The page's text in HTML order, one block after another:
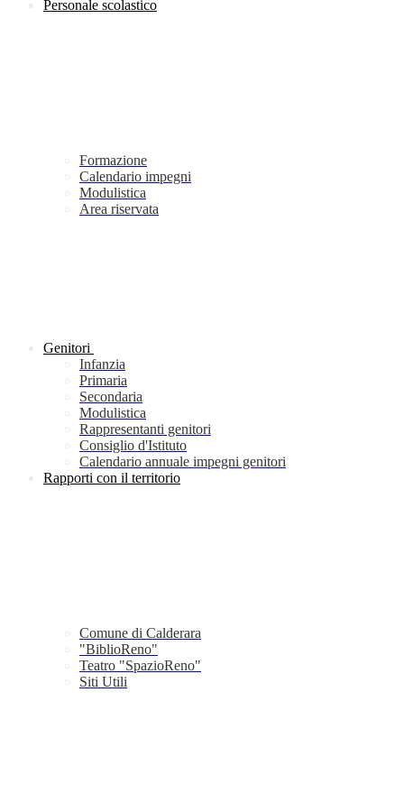
Personale scolastico
Formazione
Calendario impegni
Modulistica
Area riservata
Genitori
Infanzia
Primaria
Secondaria
Modulistica
Rappresentanti genitori
Consiglio d'Istituto
Calendario annuale impegni genitori
Rapporti con il territorio
Comune di Calderara
"BiblioReno"
Teatro "SpazioReno"
Siti Utili